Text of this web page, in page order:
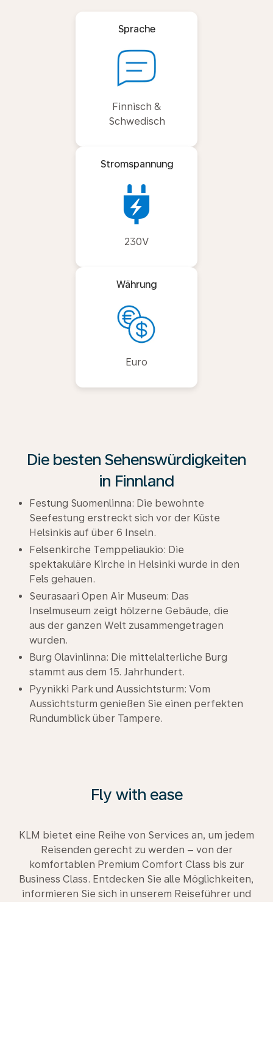
Sprache
Finnisch &
Schwedisch
Stromspannung
230V
Währung
Euro
Die besten Sehenswürdigkeiten
in Finnland
Festung Suomenlinna: Die bewohnte
Seefestung erstreckt sich vor der Küste
Helsinkis auf über 6 Inseln.
Felsenkirche Temppeliaukio: Die
spektakuläre Kirche in Helsinki wurde in den
Fels gehauen.
Seurasaari Open Air Museum: Das
Inselmuseum zeigt hölzerne Gebäude, die
aus der ganzen Welt zusammengetragen
wurden.
Burg Olavinlinna: Die mittelalterliche Burg
stammt aus dem 15. Jahrhundert.
Pyynikki Park und Aussichtsturm: Vom
Aussichtsturm genießen Sie einen perfekten
Rundumblick über Tampere.
Fly with ease
KLM bietet eine Reihe von Services an, um jedem
Reisenden gerecht zu werden – von der
komfortablen Premium Comfort Class bis zur
Business Class. Entdecken Sie alle Möglichkeiten,
informieren Sie sich in unserem Reiseführer und